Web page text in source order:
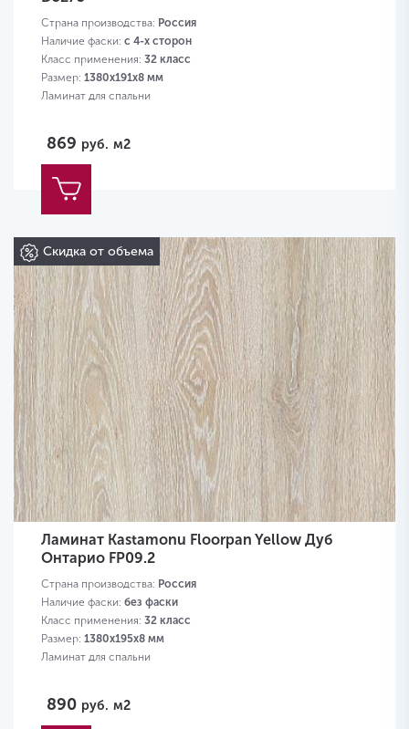
Страна производства: Россия
Наличие фаски: с 4-х сторон
Класс применения: 32 класс
Размер: 1380х191х8 мм
Ламинат для спальни
869 руб. м2
Скидка от объема
Ламинат Kastamonu Floorpan Yellow Дуб
Онтарио FP09.2
Страна производства: Россия
Наличие фаски: без фаски
Класс применения: 32 класс
Размер: 1380х195х8 мм
Ламинат для спальни
890 руб. м2